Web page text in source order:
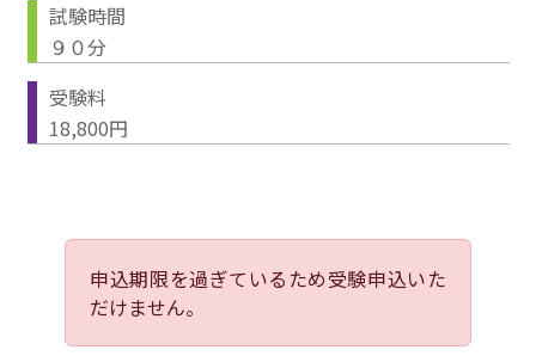
試験時間
９０分
受験料
18,800円
申込期限を過ぎているため受験申込いた
だけません。